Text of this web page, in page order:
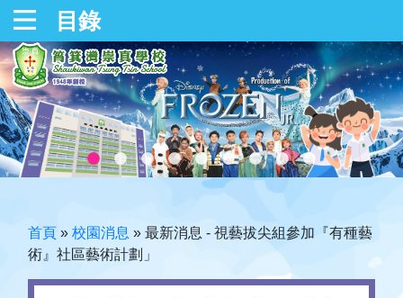
目錄
首頁 » 校園消息 » 最新消息 - 視藝拔尖組參加『有種藝
術』社區藝術計劃」